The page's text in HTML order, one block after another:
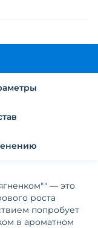
параметры
по применению
— это
роста
попробует
в ароматном